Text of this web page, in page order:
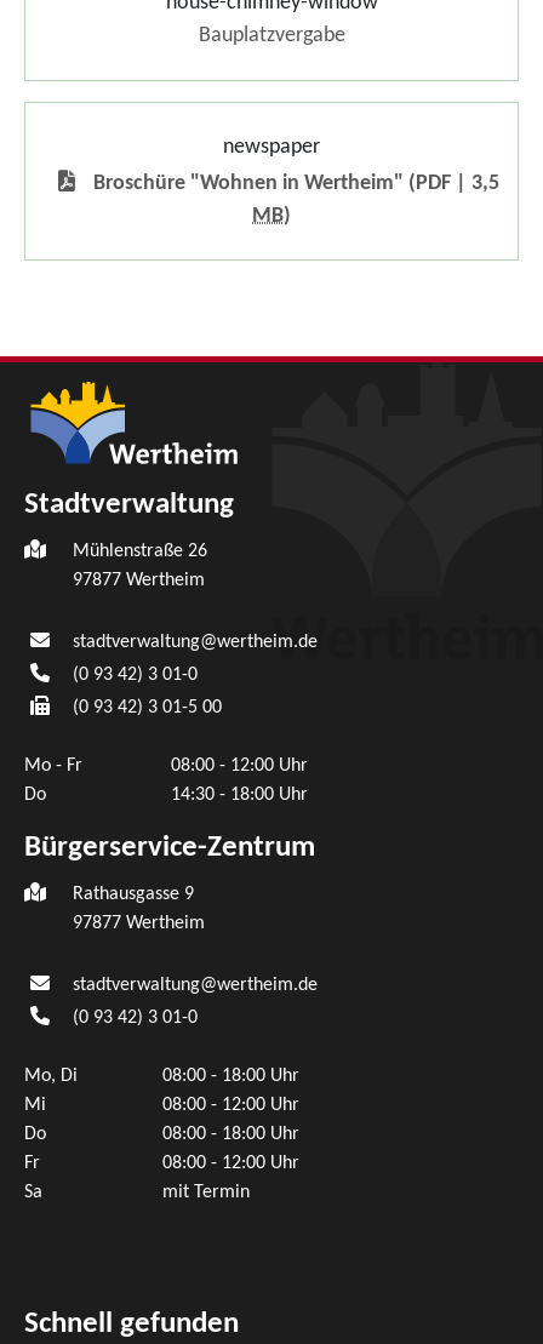
Bauplatzvergabe
newspaper
Broschüre "Wohnen in Wertheim" (PDF | 3,5
MB)
Stadtverwaltung
Mühlenstraße 26
97877 Wertheim
stadtverwaltung@wertheim.de
(0 93 42) 3 01-0
(0 93 42) 3 01-5 00
Mo - Fr
08:00 - 12:00 Uhr
Do
14:30 - 18:00 Uhr
Bürgerservice-Zentrum
Rathausgasse 9
97877 Wertheim
stadtverwaltung@wertheim.de
(0 93 42) 3 01-0
Mo, Di
08:00 - 18:00 Uhr
Mi
08:00 - 12:00 Uhr
Do
08:00 - 18:00 Uhr
Fr
08:00 - 12:00 Uhr
Sa
mit Termin
Schnell gefunden